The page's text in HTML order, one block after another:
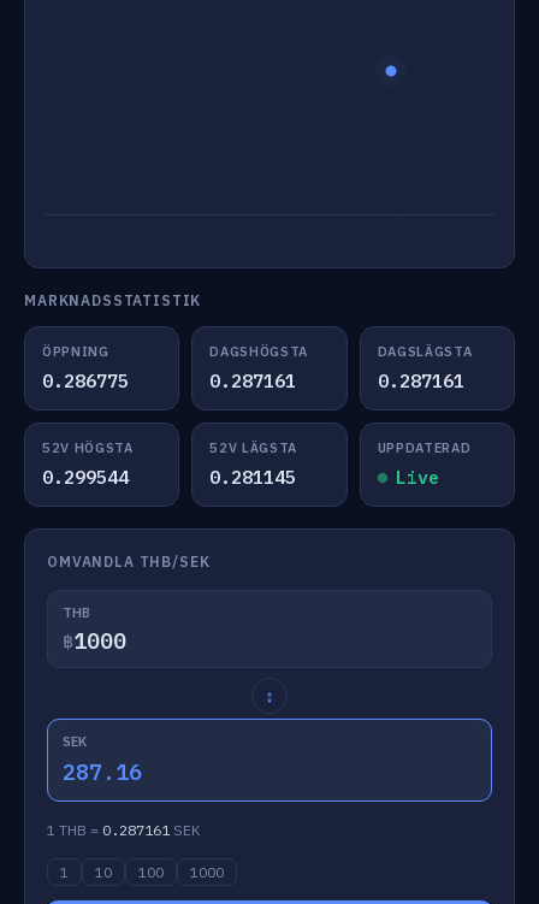
MARKNADSSTATISTIK
ÖPPNING
0.286775
DAGSHÖGSTA
0.287161
DAGSLÄGSTA
0.287161
52V HÖGSTA
0.299544
52V LÄGSTA
0.281145
UPPDATERAD
Live
OMVANDLA THB/SEK
THB
฿
↕
SEK
287.16
1 THB = 0.287161 SEK
1 10 100 1000